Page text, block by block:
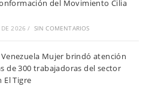
del Movimiento Cilia
DE 2026 / SIN COMENTARIOS
Mujer brindó atención
de 300 trabajadoras del sector
El Tigre